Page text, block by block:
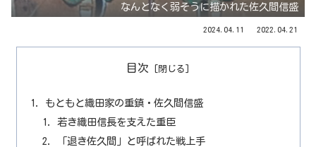
なんとなく弱そうに描かれた佐久間信盛
2024.04.11 2022.04.21
目次
もともと織田家の重鎮・佐久間信盛
若き織田信長を支えた重臣
「退き佐久間」と呼ばれた戦上手